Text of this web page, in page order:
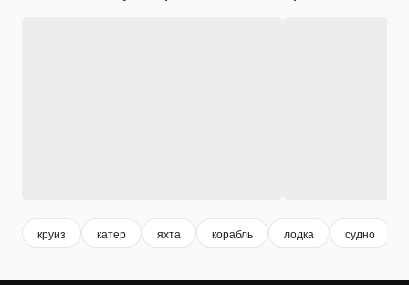
круиз катер яхта корабль лодка судно